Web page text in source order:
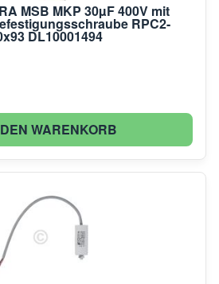
MSB MKP 30µF 400V mit
RPC2-
DL10001494
WARENKORB